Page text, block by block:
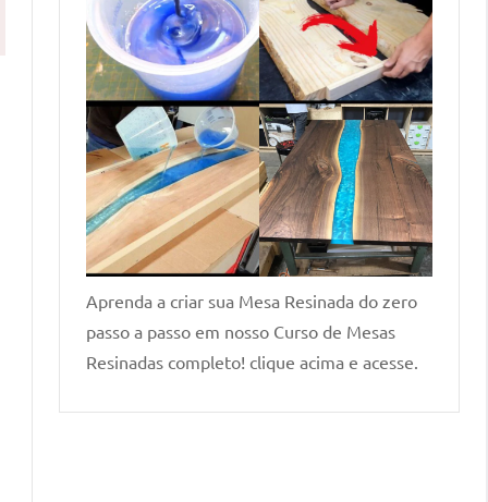
Aprenda a criar sua Mesa Resinada do zero
passo a passo em nosso Curso de Mesas
Resinadas completo! clique acima e acesse.